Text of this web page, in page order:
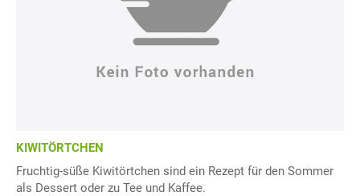
KIWITÖRTCHEN
Fruchtig-süße Kiwitörtchen sind ein Rezept für den Sommer
als Dessert oder zu Tee und Kaffee.